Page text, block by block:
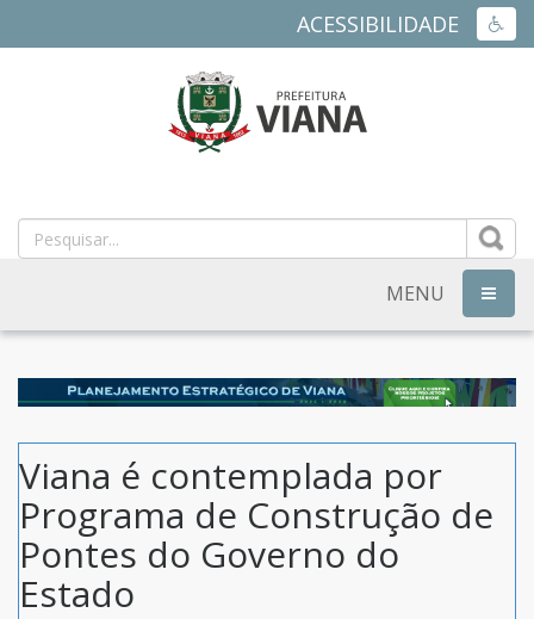
ACESSIBILIDADE
MUNICIPAL
DE
VIANA
ES
MENU
Viana é contemplada por
Programa de Construção de
Pontes do Governo do
Estado